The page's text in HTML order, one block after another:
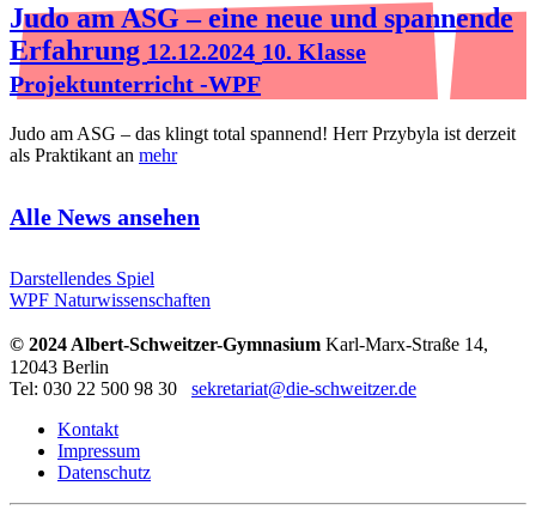
Judo am ASG – eine neue und spannende
Erfahrung 12.12.2024 10. Klasse
Projektunterricht -WPF
Judo am ASG – das klingt total spannend! Herr Przybyla ist derzeit
als Praktikant an mehr
Alle News ansehen
Darstellendes Spiel
WPF Naturwissenschaften
© 2024 Albert-Schweitzer-Gymnasium Karl-Marx-Straße 14,
12043 Berlin
Tel: 030 22 500 98 30 sekretariat@die-schweitzer.de
Kontakt
Impressum
Datenschutz